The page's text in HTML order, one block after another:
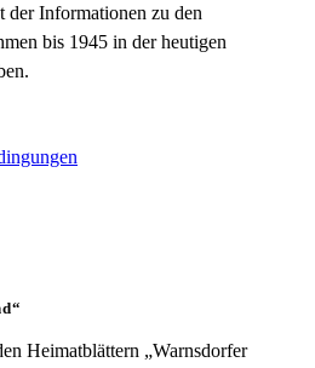
der Informationen zu den
bis 1945 in der heutigen
Heimatblättern „Warnsdorfer